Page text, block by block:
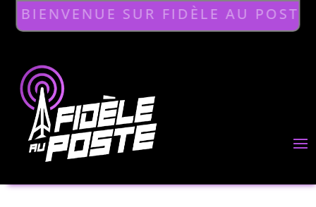
BIENVENUE SUR FIDÈLE AU POSTE